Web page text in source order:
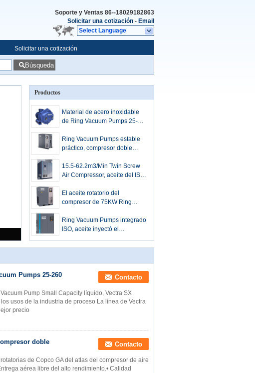
Soporte y Ventas 86--18029182863
Solicitar una cotización - Email
Select Language
Solicitar una cotización
Búsqueda
Productos
Material de acero inoxidable
de Ring Vacuum Pumps 25-
Ring Vacuum Pumps estable
práctico, compresor doble
15.5-62.2m3/Min Twin Screw
Air Compressor, aceite del ISO
del tornillo
El aceite rotatorio del
compresor de 75KW Ring
inyectó
Ring Vacuum Pumps integrado
ISO, aceite inyectó el
tornillo
Pumps 25-260
Contacto
Pump Small Capacity líquido, Vectra SX
usos de la industria de proceso La línea de Vectra
precio
doble
Contacto
de Copco GA del atlas del compresor de aire
aérea libre del alto rendimiento.• Calidad